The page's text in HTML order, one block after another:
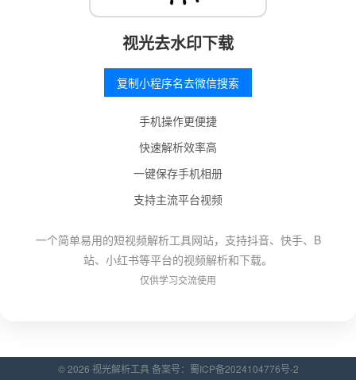
视光去水印下载
复制小程序名去微信搜索
手机操作更便捷
快速解析效率高
一键保存手机相册
支持主流平台视频
一个简单易用的短视频解析工具网站，支持抖音、快手、B
站、小红书等平台的视频解析和下载。
仅供学习交流使用
© 2026 视光解析工具 备案号： 蜀ICP备2024104776号-2